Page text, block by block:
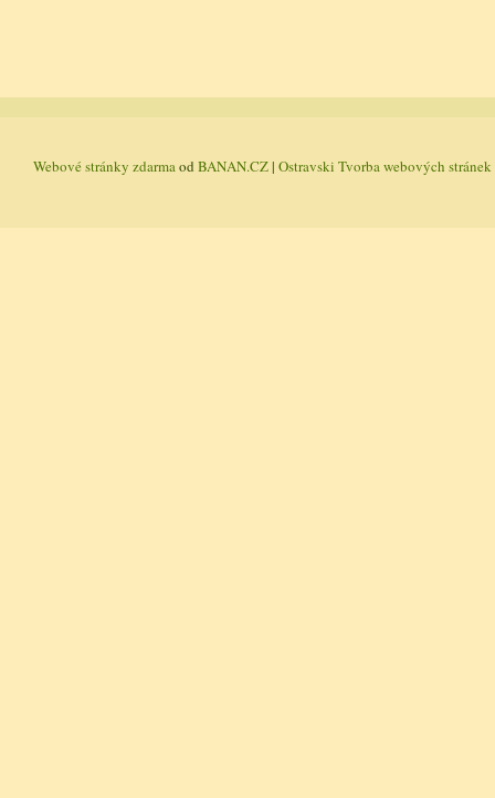
Webové stránky zdarmaod BANAN.CZ| Ostravski Tvorba webových stránek